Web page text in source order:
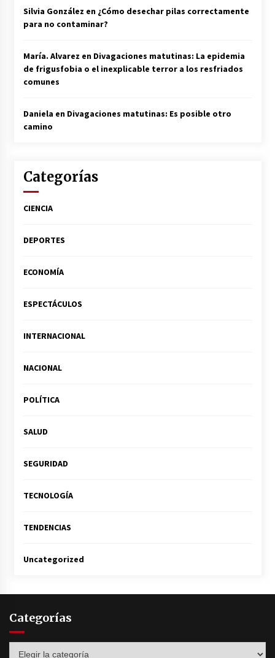
Silvia González en ¿Cómo desechar pilas correctamente
para no contaminar?
María. Alvarez en Divagaciones matutinas: La epidemia
de frigusfobia o el inexplicable terror a los resfriados
comunes
Daniela en Divagaciones matutinas: Es posible otro
camino
Categorías
CIENCIA
DEPORTES
ECONOMÍA
ESPECTÁCULOS
INTERNACIONAL
NACIONAL
POLÍTICA
SALUD
SEGURIDAD
TECNOLOGÍA
TENDENCIAS
Uncategorized
Categorías